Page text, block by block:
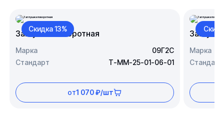
Скидка 13%
Заглушка поворотная
Марка
09Г2С
Стандарт
Т-ММ-25-01-06-01
от1 070 ₽/шт
Марка
Стандарт